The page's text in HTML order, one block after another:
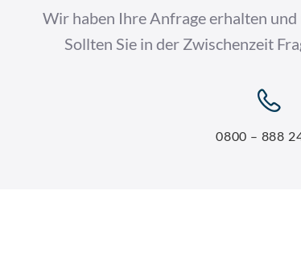
Wir haben Ihre Anfrage erhalten
Sollten Sie in der Zwischenzeit
0800 – 888